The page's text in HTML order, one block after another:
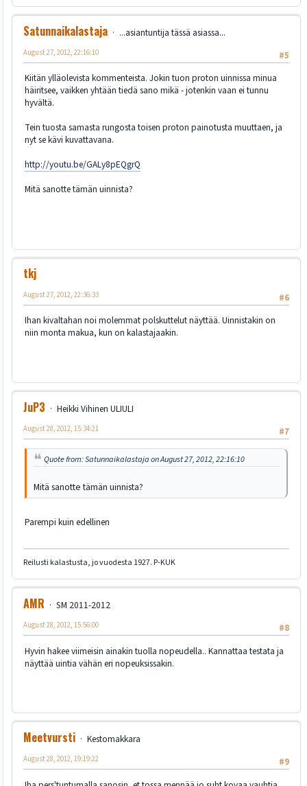
Satunnaikalastaja
...asiantuntija tässä asiassa...
#5
August 27, 2012, 22:16:10
Kiitän ylläolevista kommenteista. Jokin tuon proton uinnissa minua
häiritsee, vaikken yhtään tiedä sano mikä - jotenkin vaan ei tunnu
hyvältä.
Tein tuosta samasta rungosta toisen proton painotusta muuttaen, ja
nyt se kävi kuvattavana.
http://youtu.be/GALy8pEQgrQ
Mitä sanotte tämän uinnista?
tkj
#6
August 27, 2012, 22:36:33
Ihan kivaltahan noi molemmat polskuttelut näyttää. Uinnistakin on
niin monta makua, kun on kalastajaakin.
JuP3
Heikki Vihinen ULIULI
#7
August 28, 2012, 15:34:21
Quote from: Satunnaikalastaja on August 27, 2012, 22:16:10
Mitä sanotte tämän uinnista?
Parempi kuin edellinen
Reilusti kalastusta, jo vuodesta 1927. P-KUK
AMR
SM 2011-2012
#8
August 28, 2012, 15:56:00
Hyvin hakee viimeisin ainakin tuolla nopeudella.. Kannattaa testata ja
näyttää uintia vähän eri nopeuksissakin.
Meetvursti
Kestomakkara
#9
August 28, 2012, 19:19:22